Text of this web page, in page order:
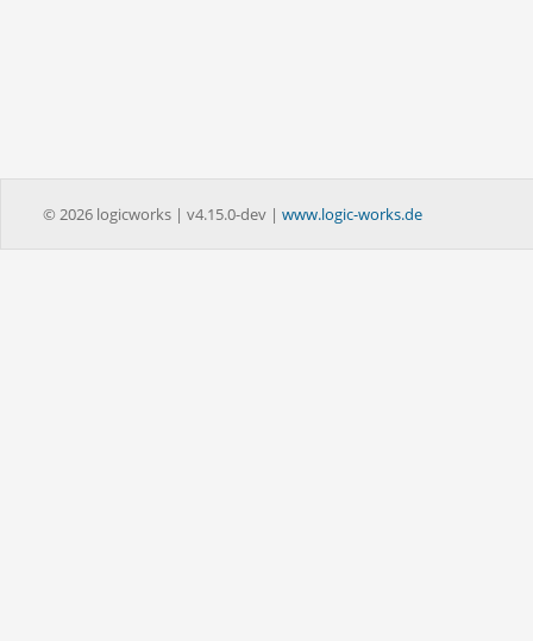
© 2026 logicworks | v4.15.0-dev | www.logic-works.de